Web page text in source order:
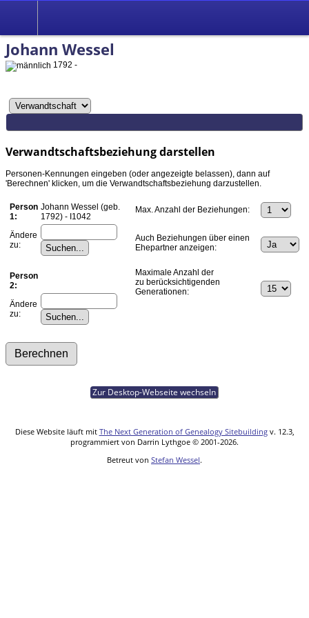
Johann Wessel
1792 -
Verwandtschaftsbeziehung darstellen
Personen-Kennungen eingeben (oder angezeigte belassen), dann auf
'Berechnen' klicken, um die Verwandtschaftsbeziehung darzustellen.
Person
1:
Johann Wessel (geb.
1792) - I1042
Ändere
zu:
Person
2:
Ändere
zu:
Max. Anzahl der Beziehungen:
Auch Beziehungen über einen
Ehepartner anzeigen:
Maximale Anzahl der
zu berücksichtigenden
Generationen:
Zur Desktop-Webseite wechseln
Diese Website läuft mit The Next Generation of Genealogy Sitebuildingv. 12.3,
programmiert von Darrin Lythgoe © 2001-2026.
Betreut von Stefan Wessel.